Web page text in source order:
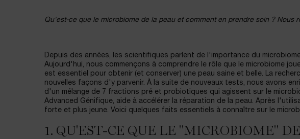
Qu'est-ce que le microbiome de la peau et comment en prendre soin ? Nous
Depuis des années, les scientifiques parlent de l'importance du
Aujourd'hui, nous commençons à comprendre le rôle que le microbiome
est essentiel pour obtenir (et conserver) une peau saine et belle. La
nouvelles façons d'y parvenir. À la suite de nouveaux tests, nous avons
d'un mélange de 7 fractions pré et probiotiques qui agissent sur le
Advanced Génifique, aide à accélérer la réparation de la peau. Après
forte et plus jeune. Voici quelques faits essentiels à connaître sur le
1. QU'EST-CE QUE LE "MICROBIOME"